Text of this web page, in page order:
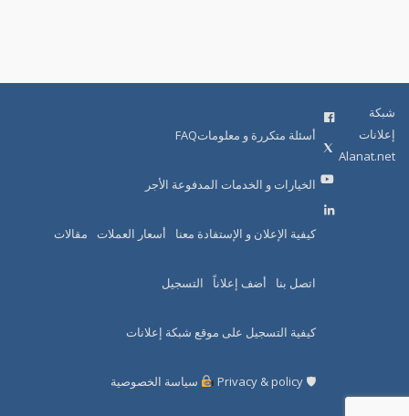
شبكة
إعلانات
Alanat.net
أسئلة متكررة و معلوماتFAQ
الخيارات و الخدمات المدفوعة الأجر
كيفية الإعلان و الإستفادة معنا أسعار العملات مقالات
اتصل بنا أضف إعلاناً التسجيل
كيفية التسجيل على موقع شبكة إعلانات
🛡 Privacy & policy سياسة الخصوصية